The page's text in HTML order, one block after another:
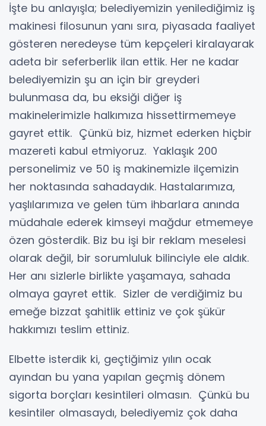
İşte bu anlayışla; belediyemizin yenilediğimiz iş
makinesi filosunun yanı sıra, piyasada faaliyet
gösteren neredeyse tüm kepçeleri kiralayarak
adeta bir seferberlik ilan ettik. Her ne kadar
belediyemizin şu an için bir greyderi
bulunmasa da, bu eksiği diğer iş
makinelerimizle halkımıza hissettirmemeye
gayret ettik. Çünkü biz, hizmet ederken hiçbir
mazereti kabul etmiyoruz. Yaklaşık 200
personelimiz ve 50 iş makinemizle ilçemizin
her noktasında sahadaydık. Hastalarımıza,
yaşlılarımıza ve gelen tüm ihbarlara anında
müdahale ederek kimseyi mağdur etmemeye
özen gösterdik. Biz bu işi bir reklam meselesi
olarak değil, bir sorumluluk bilinciyle ele aldık.
Her anı sizlerle birlikte yaşamaya, sahada
olmaya gayret ettik. Sizler de verdiğimiz bu
emeğe bizzat şahitlik ettiniz ve çok şükür
hakkımızı teslim ettiniz.
Elbette isterdik ki, geçtiğimiz yılın ocak
ayından bu yana yapılan geçmiş dönem
sigorta borçları kesintileri olmasın. Çünkü bu
kesintiler olmasaydı, belediyemiz çok daha